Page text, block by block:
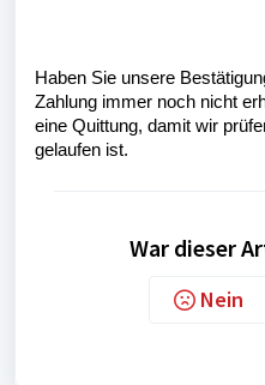
Haben Sie unsere
Zahlung immer noch nicht
eine Quittung, damit wir
gelaufen ist.
War dieser
Nein